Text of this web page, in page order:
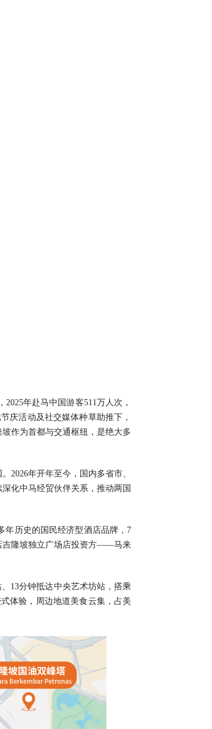
年赴马中国游客511万人次，
庆活动及社交媒体种草助推下，
作为首都与交通枢纽，是绝大多
2026年开年至今，国内多省市、
化中马经贸伙伴关系，推动两国
年历史的国民经济型酒店品牌，7
吉隆坡独立广场店投资方——马来
13分钟抵达中央艺术坊站，搭乘
体验，周边地道美食云集，占美